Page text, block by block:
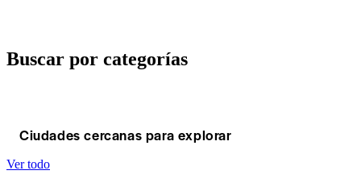
Buscar por categorías
Ciudades cercanas para explorar
Ver todo